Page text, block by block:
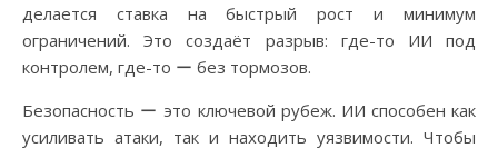
делается ставка на быстрый рост и минимум
ограничений. Это создаёт разрыв: где-то ИИ под
контролем, где-то ー без тормозов.
Безопасность ー это ключевой рубеж. ИИ способен как
усиливать атаки, так и находить уязвимости. Чтобы